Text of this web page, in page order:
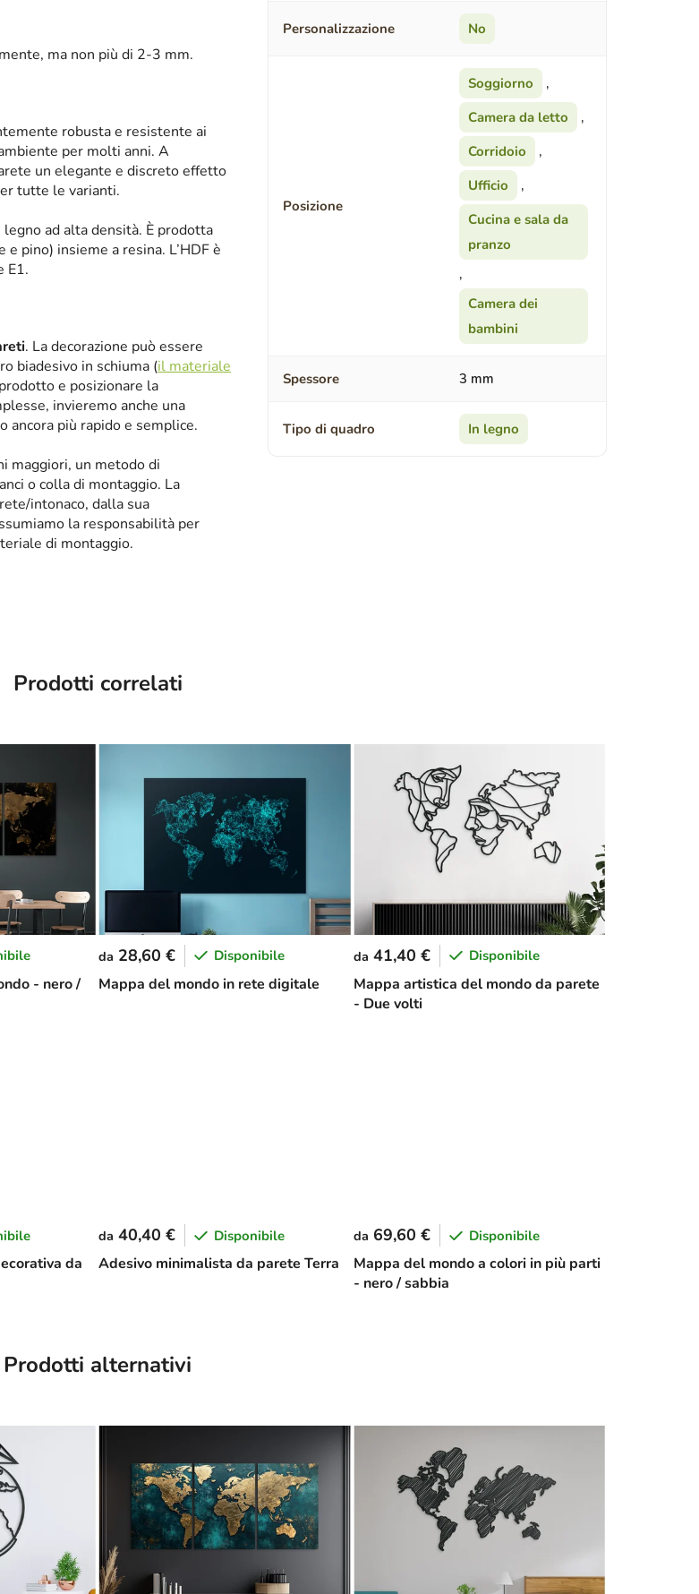
ma non più di 2-3 mm.
robusta e resistente ai
per molti anni. A
un elegante e discreto effetto
tutte le varianti.
ad alta densità. È prodotta
pino) insieme a resina. L’HDF è
E1.
. La decorazione può essere
biadesivo in schiuma (il materiale
e posizionare la
invieremo anche una
più rapido e semplice.
maggiori, un metodo di
o colla di montaggio. La
intonaco, dalla sua
la responsabilità per
di montaggio.
Personalizzazione No
Posizione
Soggiorno
,
Camera da letto
,
Corridoio
,
Ufficio
,
Cucina e sala da
pranzo
,
Camera dei
bambini
Spessore 3 mm
Tipo di quadro In legno
Prodotti correlati
- nero /
Mappa del mondo in rete digitale
da 28,60 € Disponibile
Mappa artistica del mondo da parete
- Due volti
da 41,40 € Disponibile
da
Adesivo minimalista da parete Terra
da 40,40 € Disponibile
Mappa del mondo a colori in più parti
- nero / sabbia
da 69,60 € Disponibile
Prodotti alternativi